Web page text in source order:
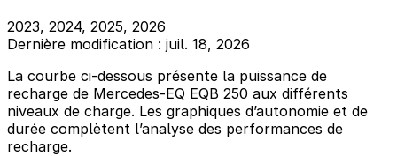
2023, 2024, 2025, 2026
Dernière modification : juil. 18, 2026
La courbe ci-dessous présente la puissance de
recharge de Mercedes-EQ EQB 250 aux différents
niveaux de charge. Les graphiques d’autonomie et de
durée complètent l’analyse des performances de
recharge.